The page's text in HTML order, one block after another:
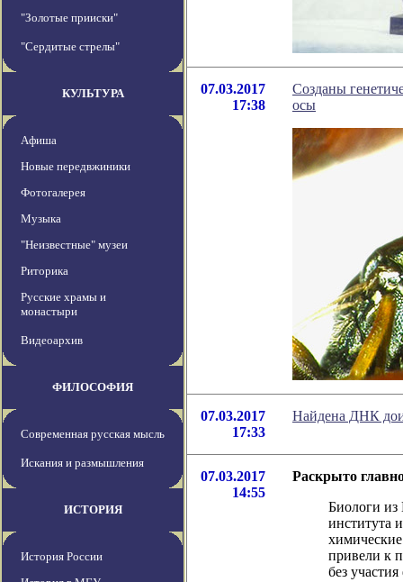
"Золотые прииски"
"Сердитые стрелы"
КУЛЬТУРА
Афиша
Новые передвжиники
Фотогалерея
Музыка
"Неизвестные" музеи
Риторика
Русские храмы и
монастыри
Видеоархив
ФИЛОСОФИЯ
Современная русская мысль
Искания и размышления
ИСТОРИЯ
История России
07.03.2017
17:38
Созданы
осы
07.03.2017
17:33
Найдена ДНК
07.03.2017
14:55
Раскрыто
Биологи из
института
привели к
без